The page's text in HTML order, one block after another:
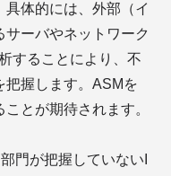
体的には、外部（イ
ーバやネットワーク
することにより、不
把握します。ASMを
とが期待されます。
門が把握していないI